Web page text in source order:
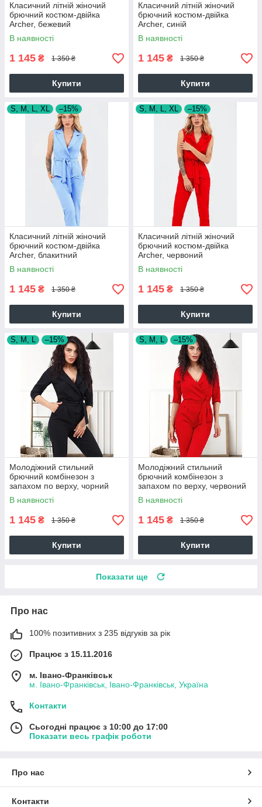
Класичний літній жіночий
брючний костюм-двійка
Archer, бежевий
В наявності
1 145 ₴ 1 350 ₴
Купити
Класичний літній жіночий
брючний костюм-двійка
Archer, синій
В наявності
1 145 ₴ 1 350 ₴
Купити
S, M, L, XL –15%
Класичний літній жіночий
брючний костюм-двійка
Archer, блакитний
В наявності
1 145 ₴ 1 350 ₴
Купити
S, M, L, XL –15%
Класичний літній жіночий
брючний костюм-двійка
Archer, червоний
В наявності
1 145 ₴ 1 350 ₴
Купити
S, M, L –15%
Молодіжний стильний
брючний комбінезон з
запахом по верху, чорний
В наявності
1 145 ₴ 1 350 ₴
Купити
S, M, L –15%
Молодіжний стильний
брючний комбінезон з
запахом по верху, червоний
В наявності
1 145 ₴ 1 350 ₴
Купити
Показати ще
Про нас
100% позитивних з 235 відгуків за рік
Працює з 15.11.2016
м. Івано-Франківськ
м. Івано-Франківськ, Івано-Франківськ, Україна
Контакти
Сьогодні працює з 10:00 до 17:00
Показати весь графік роботи
Про нас
Контакти